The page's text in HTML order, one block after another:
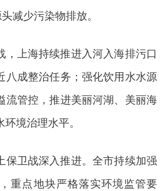
减少污染物排放。
上海持续推进入河入海排污口
八成整治任务；强化饮用水水源
流管控，推进美丽河湖、美丽海
境治理水平。
卫战深入推进。全市持续加强
重点地块严格落实环境监管要